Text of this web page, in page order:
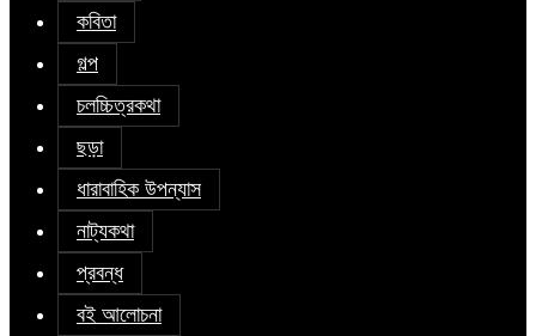
কবিতা
গল্প
চলচ্চিত্রকথা
ছড়া
ধারাবাহিক উপন্যাস
নাট্যকথা
প্রবন্ধ
বই আলোচনা